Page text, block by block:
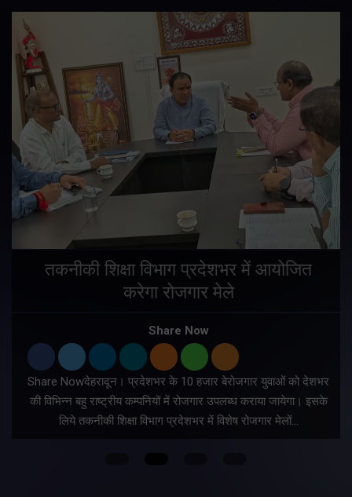
तकनीकी शिक्षा विभाग प्रदेशभर में आयोजित
करेगा रोजगार मेले
Share Now
Share Nowदेहरादून। प्रदेशभर के 10 हजार बेरोजगार युवाओं को देशभर
की विभिन्न बहु राष्ट्रीय कम्पनियों में रोजगार उपलब्ध कराया जायेगा। इसके
लिये तकनीकी शिक्षा विभाग प्रदेशभर में विशेष रोजगार मेलों…